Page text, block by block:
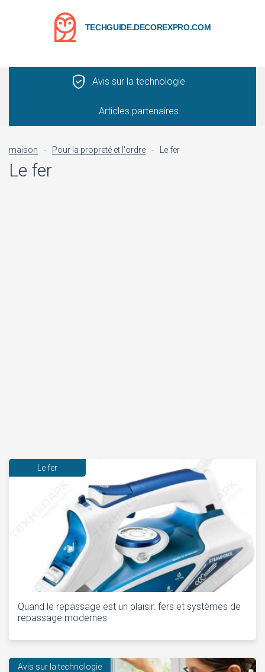
TECHGUIDE.DECOREXPRO.COM
Avis sur la technologie
Articles partenaires
maison - Pour la propreté et l'ordre - Le fer
Le fer
Le fer
Quand le repassage est un plaisir: fers et systèmes de
repassage modernes
Avis sur la technologie